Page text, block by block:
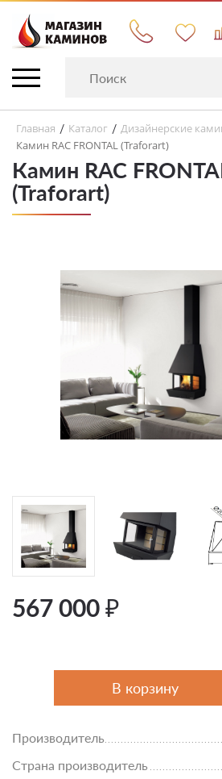
Главная / Каталог / Дизайнерские
Камин RAC FRONTAL (Traforart)
Камин RAC
(Traforart)
567 000 ₽
В корзину
Производитель
Страна производитель